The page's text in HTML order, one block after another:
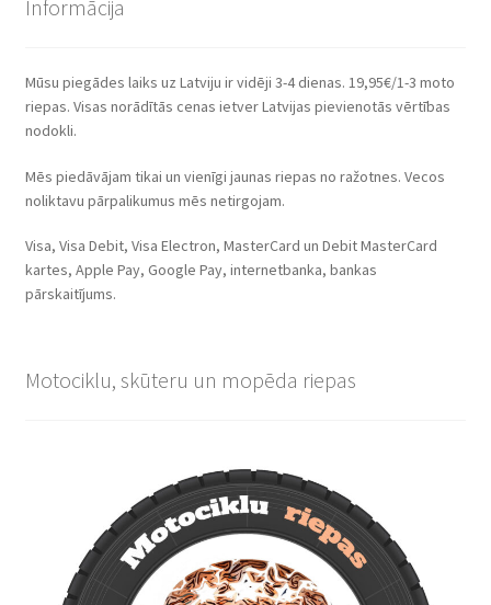
Informācija
Mūsu piegādes laiks uz Latviju ir vidēji 3-4 dienas. 19,95€/1-3 moto
riepas. Visas norādītās cenas ietver Latvijas pievienotās vērtības
nodokli.
Mēs piedāvājam tikai un vienīgi jaunas riepas no ražotnes. Vecos
noliktavu pārpalikumus mēs netirgojam.
Visa, Visa Debit, Visa Electron, MasterCard un Debit MasterCard
kartes, Apple Pay, Google Pay, internetbanka, bankas
pārskaitījums.
Motociklu, skūteru un mopēda riepas